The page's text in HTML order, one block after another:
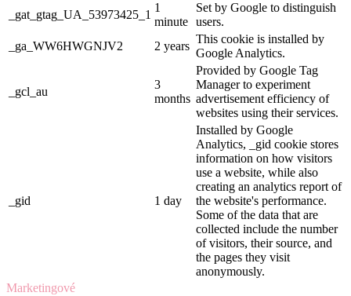
_gat_gtag_UA_53973425_1
1
minute
Set by Google to distinguish
users.
_ga_WW6HWGNJV2
2 years
This cookie is installed by
Google Analytics.
_gcl_au
3
months
Provided by Google Tag
Manager to experiment
advertisement efficiency of
websites using their services.
_gid 1 day
Installed by Google
Analytics, _gid cookie stores
information on how visitors
use a website, while also
creating an analytics report of
the website's performance.
Some of the data that are
collected include the number
of visitors, their source, and
the pages they visit
anonymously.
Marketingové